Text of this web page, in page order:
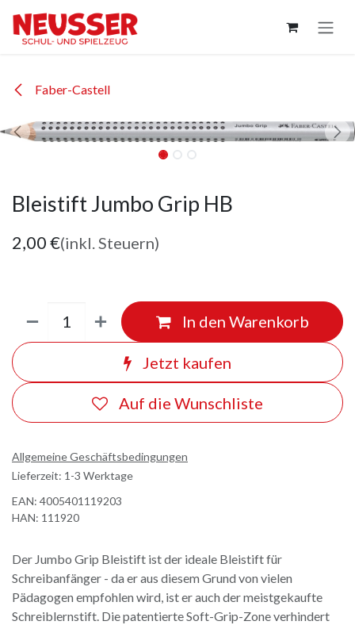
Faber-Castell
Bleistift Jumbo Grip HB
2,00€(inkl. Steuern)
In den Warenkorb
Jetzt kaufen
Auf die Wunschliste
Allgemeine Geschäftsbedingungen
Lieferzeit: 1-3 Werktage
EAN: 4005401119203
HAN: 111920
Der Jumbo Grip Bleistift ist der ideale Bleistift für
Schreibanfänger - da er aus diesem Grund von vielen
Pädagogen empfohlen wird, ist er auch der meistgekaufte
Schreiblernstift. Die patentierte Soft-Grip-Zone verhindert